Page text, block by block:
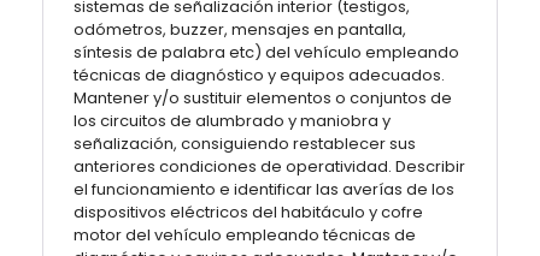
sistemas de señalización interior (testigos,
odómetros, buzzer, mensajes en pantalla,
síntesis de palabra etc) del vehículo empleando
técnicas de diagnóstico y equipos adecuados.
Mantener y/o sustituir elementos o conjuntos de
los circuitos de alumbrado y maniobra y
señalización, consiguiendo restablecer sus
anteriores condiciones de operatividad. Describir
el funcionamiento e identificar las averías de los
dispositivos eléctricos del habitáculo y cofre
motor del vehículo empleando técnicas de